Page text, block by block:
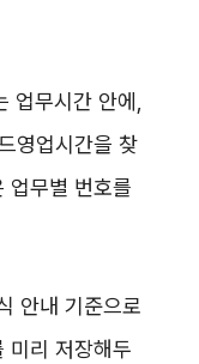
무시간 안에,
영업시간을 찾
업무별 번호를
안내 기준으로
미리 저장해두